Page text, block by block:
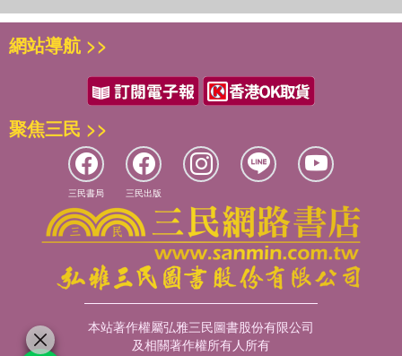
網站導航 >>
聚焦三民 >>
三民書局 三民出版
本站著作權屬弘雅三民圖書股份有限公司
及相關著作權所有人所有